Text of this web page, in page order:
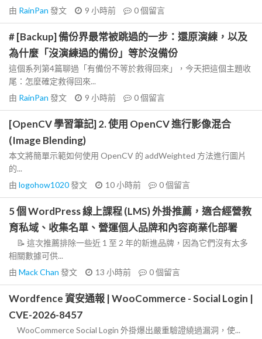
由 RainPan 發文 9 小時前 0個留言
# [Backup] 備份界最常被跳過的一步：還原演練，以及
為什麼「沒演練過的備份」等於沒備份
這個系列第4篇聊過「有備份不等於救得回來」，今天把這個主題收
尾：怎麼確定救得回來...
由 RainPan 發文 9 小時前 0個留言
[OpenCV 學習筆記] 2. 使用 OpenCV 進行影像混合
(Image Blending)
本文將簡單示範如何使用 OpenCV 的 addWeighted 方法進行圖片
的...
由 logohow1020發文 10 小時前 0個留言
5 個 WordPress 線上課程 (LMS) 外掛推薦，適合經營教
育私域、收集名單、營運個人品牌和內容商業化部署
📝 這次推薦排除一些近 1 至 2 年的新進品牌，因為它們沒有太多
相關數據可供...
由 Mack Chan 發文 13 小時前 0個留言
Wordfence 資安通報 | WooCommerce - Social Login |
CVE-2026-8457
WooCommerce Social Login 外掛爆出嚴重驗證繞過漏洞，使...